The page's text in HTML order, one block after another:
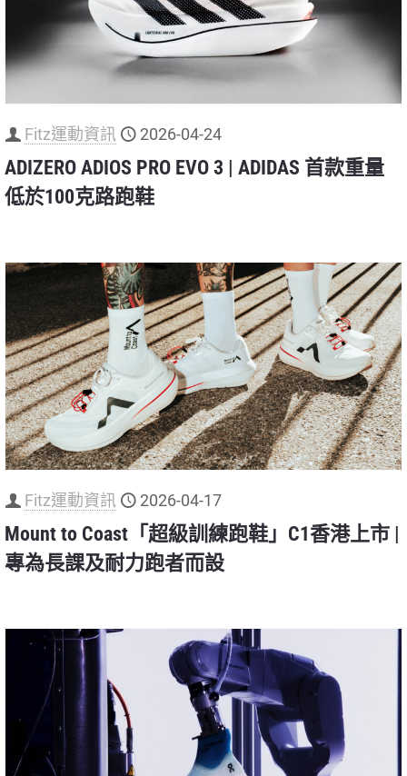
Fitz運動資訊 2026-04-24
ADIZERO ADIOS PRO EVO 3 | ADIDAS 首款重量
低於100克路跑鞋
Fitz運動資訊 2026-04-17
Mount to Coast「超級訓練跑鞋」C1香港上市 |
專為長課及耐力跑者而設